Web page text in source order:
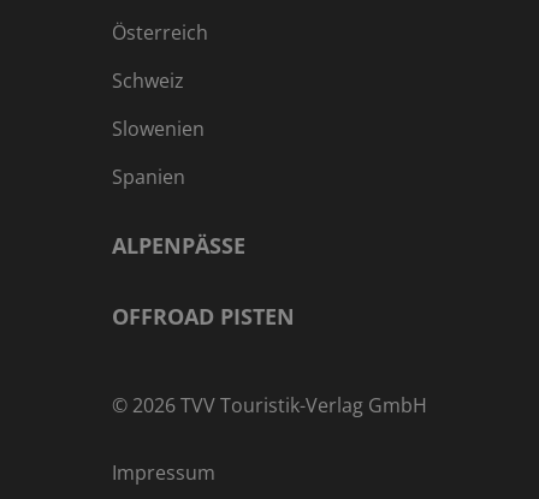
Österreich
Schweiz
Slowenien
Spanien
ALPENPÄSSE
OFFROAD PISTEN
© 2026TVV Touristik-Verlag GmbH
Impressum